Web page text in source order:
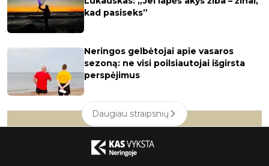
kad pasiseks”
Neringos gelbėtojai apie vasaros
sezoną: ne visi poilsiautojai išgirsta
perspėjimus
Daugiau straipsnių